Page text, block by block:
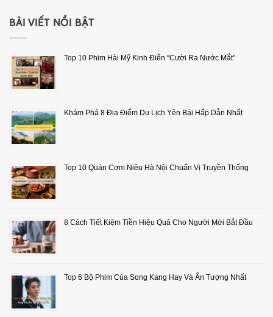
BÀI VIẾT NỔI BẬT
Top 10 Phim Hài Mỹ Kinh Điển “Cười Ra Nước Mắt”
Khám Phá 8 Địa Điểm Du Lịch Yên Bái Hấp Dẫn Nhất
Top 10 Quán Cơm Niêu Hà Nội Chuẩn Vị Truyền Thống
8 Cách Tiết Kiệm Tiền Hiệu Quả Cho Người Mới Bắt Đầu
Top 6 Bộ Phim Của Song Kang Hay Và Ấn Tượng Nhất